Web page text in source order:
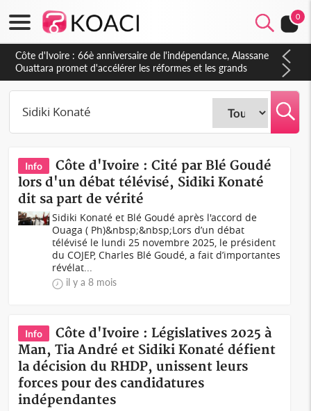
0
Côte d'Ivoire : À Abidjan, Amadou Oury Bah admire le modèle
ivoirien et veut s'en inspirer pour accélérer le développement
de la Guinée
Info
Côte d'Ivoire : Cité par Blé Goudé
lors d'un débat télévisé, Sidiki Konaté
dit sa part de vérité
Sidiki Konaté et Blé Goudé après l'accord de
Ouaga ( Ph)&nbsp;&nbsp;Lors d’un débat
télévisé le lundi 25 novembre 2025, le président
du COJEP, Charles Blé Goudé, a fait d’importantes
révélat...
il y a 8 mois
Info
Côte d'Ivoire : Législatives 2025 à
Man, Tia André et Sidiki Konaté défient
la décision du RHDP, unissent leurs
forces pour des candidatures
indépendantes